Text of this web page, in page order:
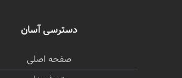
دسترسی آسان
صفحه اصلی